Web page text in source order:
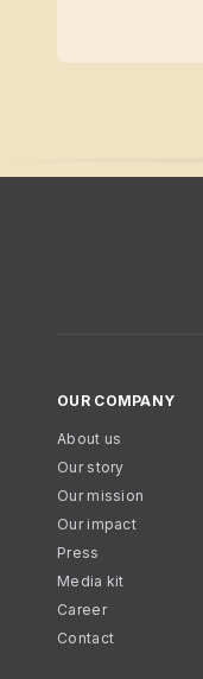
OUR COMPANY
About us
Our story
Our mission
Our impact
Press
Media kit
Career
Contact